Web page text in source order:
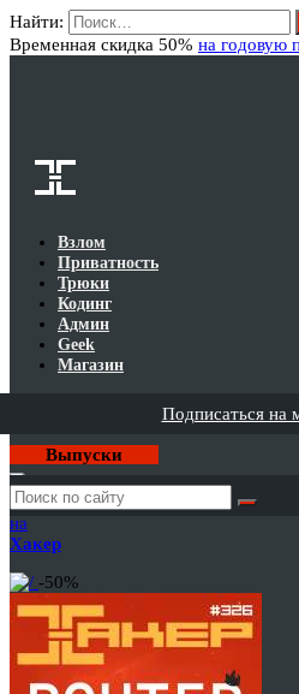
Найти:
Временная скидка 50% на годовую
Взлом
Приватность
Трюки
Кодинг
Админ
Geek
Магазин
Подписаться на
Выпуски
Годовая
подписка
на
Хакер
-50%